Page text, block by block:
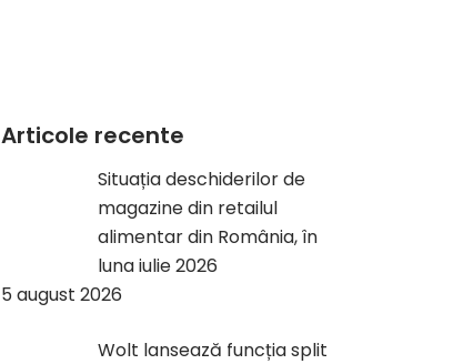
Articole recente
Situația deschiderilor de
magazine din retailul
alimentar din România, în
luna iulie 2026
5 august 2026
Wolt lansează funcția split